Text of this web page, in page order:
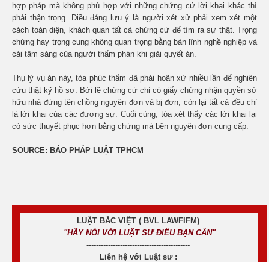
hợp pháp mà không phù hợp với những chứng cứ lời khai khác thì
phải thận trọng. Điều đáng lưu ý là người xét xử phải xem xét một
cách toàn diện, khách quan tất cả chứng cứ để tìm ra sự thật. Trọng
chứng hay trọng cung không quan trọng bằng bản lĩnh nghề nghiệp và
cái tâm sáng của người thẩm phán khi giải quyết án.
Thụ lý vụ án này, tòa phúc thẩm đã phải hoãn xử nhiều lần để nghiên
cứu thật kỹ hồ sơ. Bởi lẽ chứng cứ chỉ có giấy chứng nhận quyền sở
hữu nhà đứng tên chồng nguyên đơn và bị đơn, còn lại tất cả đều chỉ
là lời khai của các đương sự. Cuối cùng, tòa xét thấy các lời khai lại
có sức thuyết phục hơn bằng chứng mà bên nguyên đơn cung cấp.
SOURCE: BÁO PHÁP LUẬT TPHCM
LUẬT BẮC VIỆT ( BVL LAWFIFM)
"HÃY NÓI VỚI LUẬT SƯ ĐIỀU BẠN CẦN"
-------------------------------------------
Liên hệ với Luật sư :